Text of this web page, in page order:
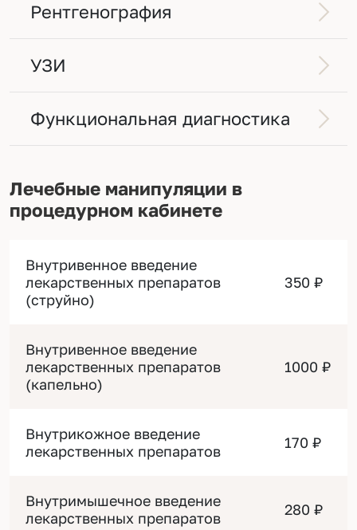
Рентгенография
УЗИ
Функциональная диагностика
Лечебные манипуляции в
процедурном кабинете
Внутривенное введение
лекарственных препаратов
(струйно)
350 ₽
Внутривенное введение
лекарственных препаратов
(капельно)
1000 ₽
Внутрикожное введение
лекарственных препаратов
170 ₽
Внутримышечное введение
лекарственных препаратов
280 ₽